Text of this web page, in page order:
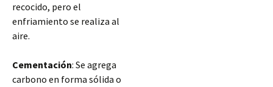
recocido, pero el
enfriamiento se realiza al
aire.
Cementación: Se agrega
carbono en forma sólida o